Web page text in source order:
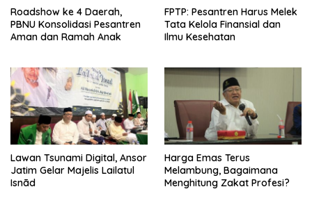
Roadshow ke 4 Daerah,
PBNU Konsolidasi Pesantren
Aman dan Ramah Anak
FPTP: Pesantren Harus Melek
Tata Kelola Finansial dan
Ilmu Kesehatan
Lawan Tsunami Digital, Ansor
Jatim Gelar Majelis Lailatul
Isnād
Harga Emas Terus
Melambung, Bagaimana
Menghitung Zakat Profesi?